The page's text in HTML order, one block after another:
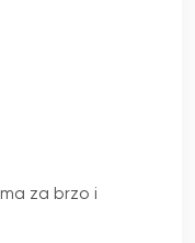
za brzo i